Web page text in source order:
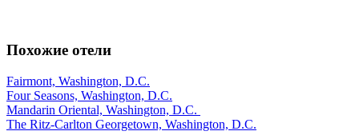
Похожие отели
Fairmont, Washington, D.C.
Four Seasons, Washington, D.C.
Mandarin Oriental, Washington, D.C.
The Ritz-Carlton Georgetown, Washington, D.C.